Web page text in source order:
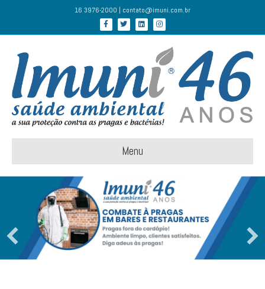
16 3976-2000 | contato@imuni.com.br
FacebookTwitterLinkedinInstagram
Menu